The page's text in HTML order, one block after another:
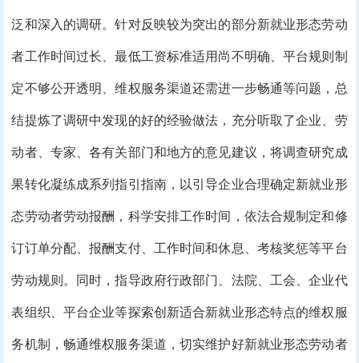
泛和深入的调研。针对反映较为突出的部分新就业形态劳动
者工作时间过长、最低工资标准适用尚不明确、平台规则制
定不够公开透明、维权服务渠道还需进一步畅通等问题，总
结提炼了调研中发现的好的经验做法，充分听取了企业、劳
动者、专家、各有关部门和地方的意见建议，将调查研究成
果转化凝练成系列指引指南，以引导企业合理确定新就业形
态劳动者劳动报酬，科学安排工作时间，依法合规制定和修
订订单分配、报酬支付、工作时间和休息、考核奖惩等平台
劳动规则。同时，指导政府行政部门、法院、工会、企业代
表组织、平台企业等探索创新适合新就业形态特点的维权服
务机制，畅通维权服务渠道，切实维护好新就业形态劳动者